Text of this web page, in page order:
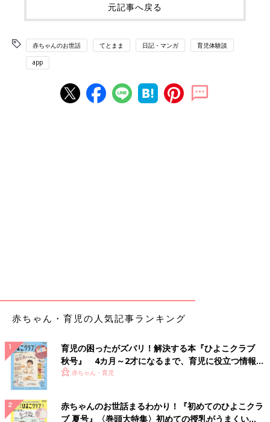
元記事へ戻る
赤ちゃんのお世話 てとまま 日記・マンガ 育児体験談
app
赤ちゃん・育児の人気記事ランキング
育児の困ったがズバリ！解決する本『ひよこクラブ
秋号』 4カ月～2才になるまで、育児に役立つ情報が
いっぱい！
赤ちゃん・育児
赤ちゃんのお世話まるわかり！『初めてのひよこクラ
ブ 夏号』〈巻頭大特集〉初めての授乳がうまくい